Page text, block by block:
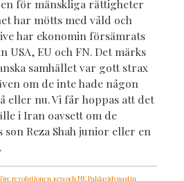
för mänskliga rättigheter
har mötts med våld och
har ekonomin försämrats
EU och FN. Det märks
samhället var gott strax
om de inte hade någon
eller nu. Vi får hoppas att det
i Iran oavsett om de
Reza Shah junior eller en
revolutionen 1979 och NE Pahlavidynastin